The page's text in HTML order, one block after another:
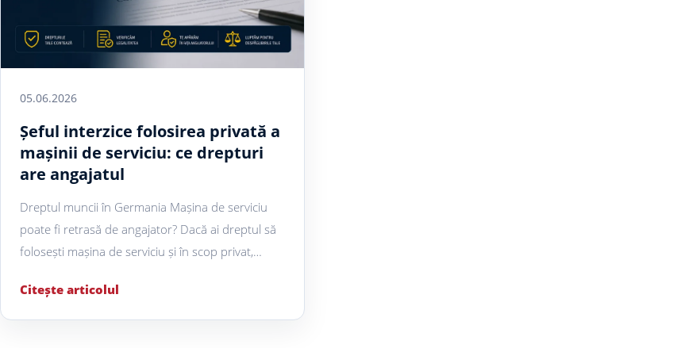
05.06.2026
Șeful interzice folosirea privată a
mașinii de serviciu: ce drepturi
are angajatul
Dreptul muncii în Germania Mașina de serviciu
poate fi retrasă de angajator? Dacă ai dreptul să
folosești mașina de serviciu și în scop privat,…
Citește articolul